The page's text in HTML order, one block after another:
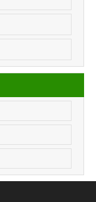
বর্ষের ২য়
শ্রেণির